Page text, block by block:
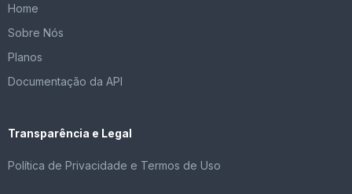
Home
Sobre Nós
Planos
Documentação da API
Transparência e Legal
Política de Privacidade e Termos de Uso